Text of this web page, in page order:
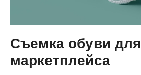
Съемка обуви для
маркетплейса